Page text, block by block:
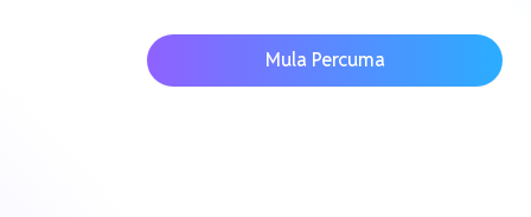
Mula Percuma